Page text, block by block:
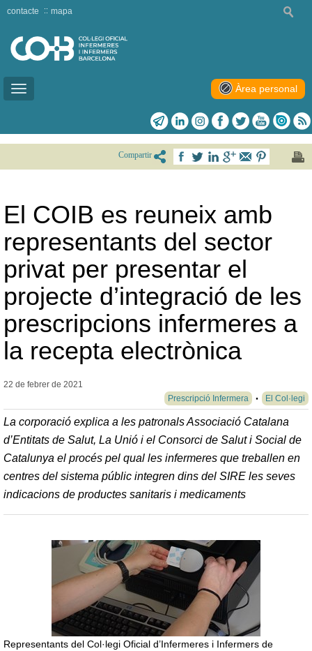
Toggle
contacte mapa
Àrea personal
Compartir
El COIB es reuneix amb
representants del sector
privat per presentar el
projecte d’integració de les
prescripcions infermeres a
la recepta electrònica
22 de febrer de 2021
Prescripció Infermera
El Col·legi
La corporació explica a les patronals Associació Catalana
d’Entitats de Salut, La Unió i el Consorci de Salut i Social de
Catalunya el procés pel qual les infermeres que treballen en
centres del sistema públic integren dins del SIRE les seves
indicacions de productes sanitaris i medicaments
Representants del Col·legi Oficial d’Infermeres i Infermers de